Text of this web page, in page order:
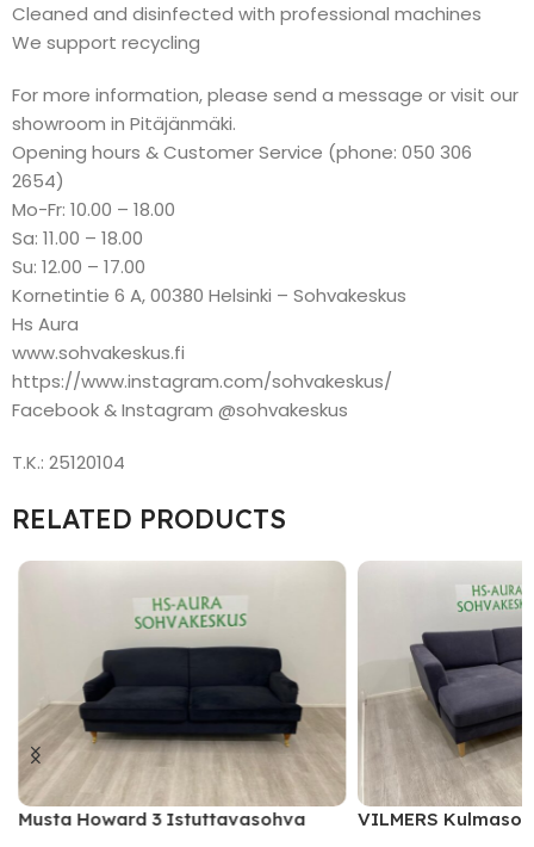
Cleaned and disinfected with professional machines
We support recycling
For more information, please send a message or visit our
showroom in Pitäjänmäki.
Opening hours & Customer Service (phone: 050 306
2654)
Mo-Fr: 10.00 – 18.00
Sa: 11.00 – 18.00
Su: 12.00 – 17.00
Kornetintie 6 A, 00380 Helsinki – Sohvakeskus
Hs Aura
www.sohvakeskus.fi
https://www.instagram.com/sohvakeskus/
Facebook & Instagram @sohvakeskus
T.K.: 25120104
RELATED PRODUCTS
Musta Howard 3 Istuttavasohva VILMERS